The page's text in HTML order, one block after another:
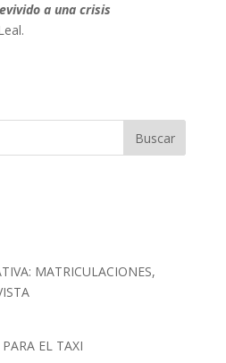
a una crisis
MATRICULACIONES,
EL TAXI